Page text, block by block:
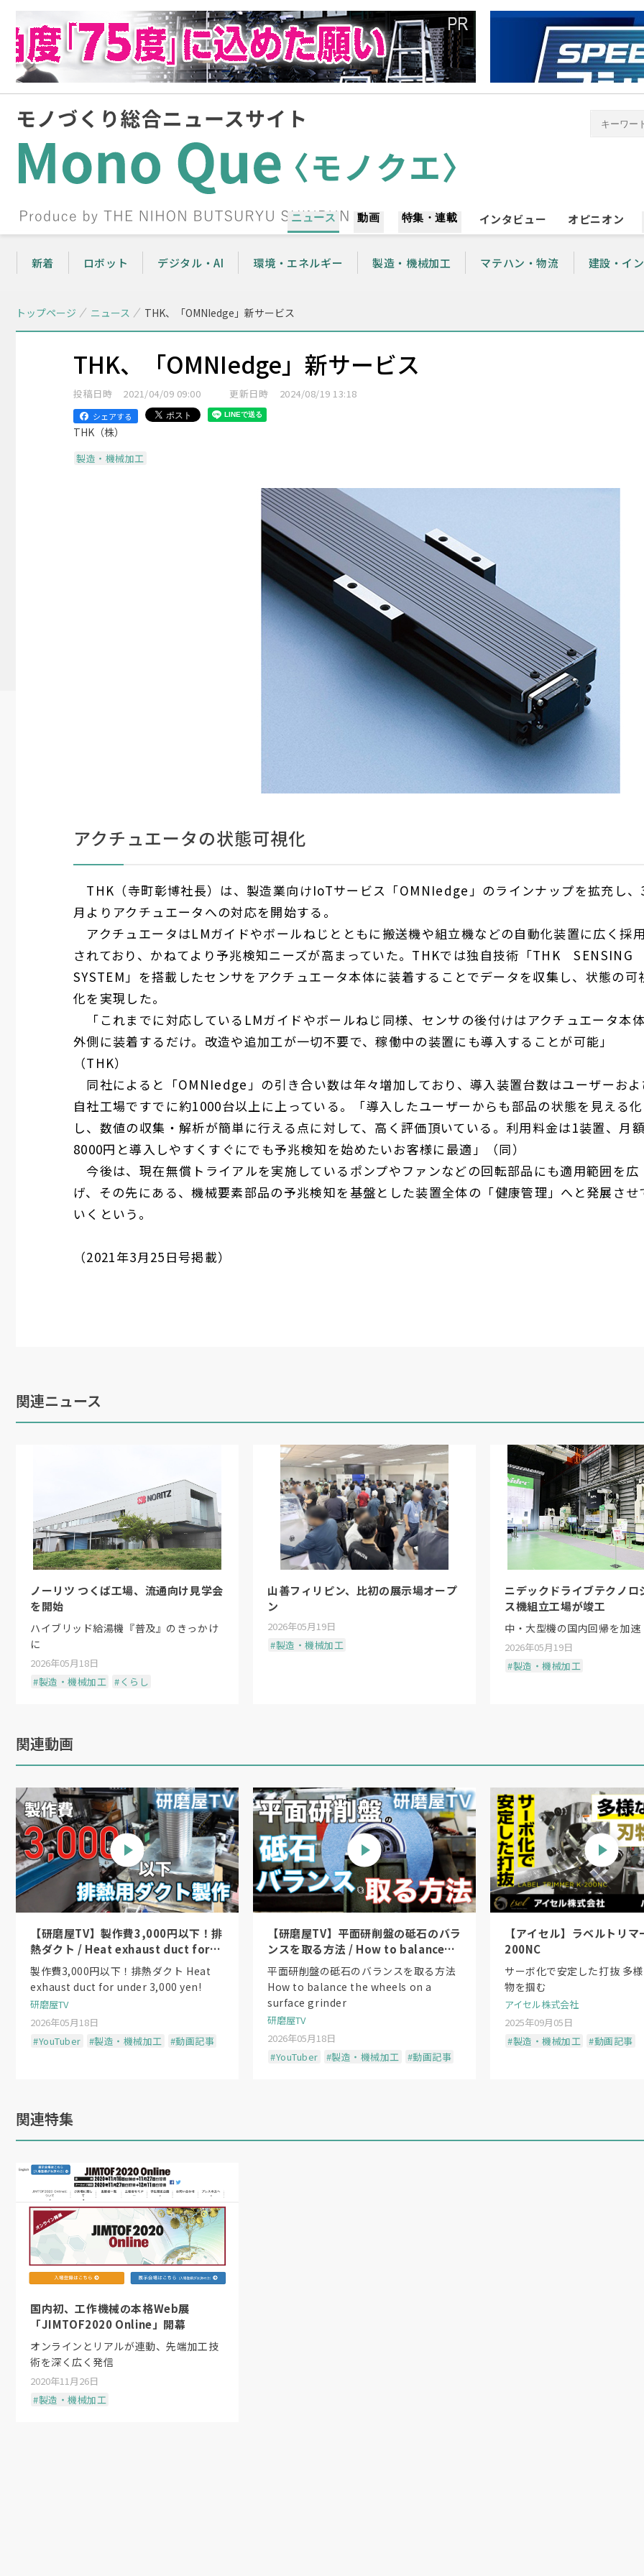
ニュース 動画 特集・連載 インタビュー オピニオン
新着 ロボット デジタル・AI 環境・エネルギー 製造・機械加工 マテハン・物流 建設・イ
トップページ ニュース THK、「OMNIedge」新サービス
THK、「OMNIedge」新サービス
投稿日時 2021/04/09 09:00 更新日時 2024/08/19 13:18
シェアする
THK（株）
製造・機械加工
アクチュエータの状態可視化
THK （寺町彰博社長）は、製造業向けIoTサービス「OMNIedge」のラインナップを拡充し、
月よりアクチュエータへの対応を開始する。
アクチュエータはLMガイドやボールねじとともに搬送機や組立機などの自動化装置に広く採
されており、かねてより予兆検知ニーズが高まっていた。 THKでは独自技術「THK
SENSING
SYSTEM」を搭載したセンサをアクチュエータ本体に装着することでデータを収集し、状態の可
化を実現した。
「これまでに対応している LMガイドやボールねじ同様、センサの後付けはアクチュエータ本
外側に装着するだけ。改造や追加工が一切不要で、稼働中の装置にも導入することが可能」
（THK）
同社によると「OMNIedge」の引き合い数は年々増加しており、導入装置台数はユーザーお
自社工場ですでに約1000台以上に上っている。「導入したユーザーからも部品の状態を見える化
し、数値の収集・解析が簡単に行える点に対して、高く評価頂いている。利用料金は1装置、月
8000円と導入しやすくすぐにでも予兆検知を始めたいお客様に最適」（同）
今後は、現在無償トライアルを実施しているポンプやファンなどの回転部品にも適用範囲を広
げ、その先にある、機械要素部品の予兆検知を基盤とした装置全体の「健康管理」へと発展させ
いくという。
（2021年3月 25 日号掲載）
関連ニュース
ノーリツ つくば工場、流通向け見学会
を開始
ハイブリッド給湯機『普及』のきっかけ
に
2026年05月18日
#製造・機械加工 #くらし
山善フィリピン、比初の展示場オープ
ン
2026年05月19日
#製造・機械加工
ニデックドライブテクノロ
ス機組立工場が竣工
中・大型機の国内回帰を加速
2026年05月19日
#製造・機械加工
関連動画
【研磨屋TV】製作費3,000円以下！排
熱ダクト / Heat exhaust duct for
under 3,000 yen!
製作費3,000円以下！排熱ダクト Heat
exhaust duct for under 3,000 yen!
研磨屋TV
2026年05月18日
#YouTuber
#製造・機械加工 #動画記事
【研磨屋TV】平面研削盤の砥石のバラ
ンスを取る方法 / How to balance
the wheels on a surface grinder
平面研削盤の砥石のバランスを取る方法
How to balance the wheels on a
surface grinder
研磨屋TV
2026年05月18日
#YouTuber
#製造・機械加工 #動画記事
【アイセル】ラベルトリ
200NC
サーボ化で安定した打抜 多
物を掴む
アイセル株式会社
2025年09月05日
#製造・機械加工 #動画記事
関連特集
国内初、工作機械の本格Web展
「JIMTOF2020 Online」開幕
オンラインとリアルが連動、先端加工技
術を深く広く発信
2020年11月26日
#製造・機械加工